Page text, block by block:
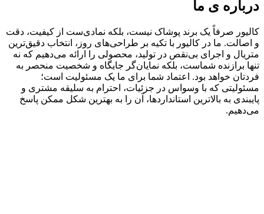
درباره ی ما
کالیور صرفاً یک برند پوشاک نیست، بلکه نمادی‌ست از کیفیت، دقت
و اصالت. ما در کالیور با تکیه بر طراحی‌های روز، انتخاب دقیق‌ترین
متریال و اجرای بی‌نقص در تولید، محصولی را ارائه می‌دهیم که نه‌
تنها برازنده شماست، بلکه نمایان‌گر جایگاه و شخصیت منحصر به‌
فردتان خواهد بود. اعتماد شما برای ما یک مسئولیت است؛
مسئولیتی که با وسواس در جزئیات، احترام به سلیقه مشتری و
پایبندی به بالاترین استانداردها، آن را به بهترین شکل ممکن پاسخ
می‌دهیم.